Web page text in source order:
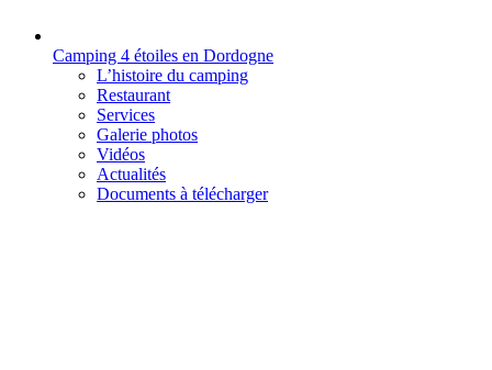
Camping 4 étoiles en Dordogne
L’histoire du camping
Restaurant
Services
Galerie photos
Vidéos
Actualités
Documents à télécharger